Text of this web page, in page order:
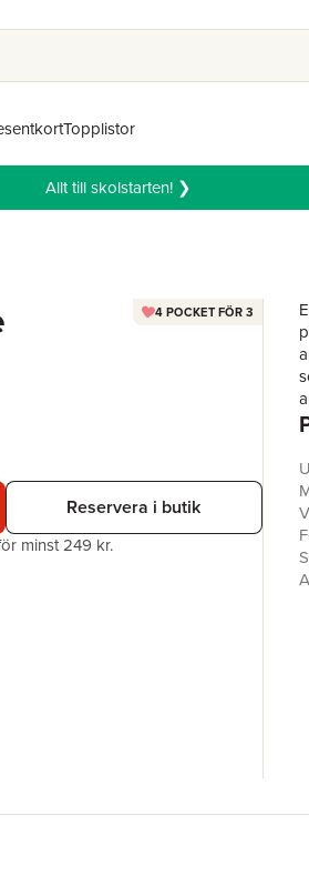
Topplistor
Allt till skolstarten! ❯
4 POCKET FÖR 3
Reservera i butik
minst 249 kr.